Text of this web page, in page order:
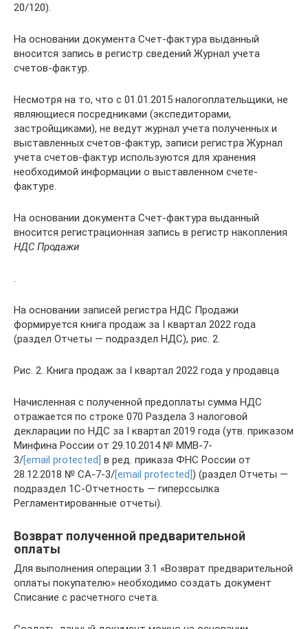
20/120).
На основании документа Счет-фактура выданный
вносится запись в регистр сведений Журнал учета
счетов-фактур.
Несмотря на то, что с 01.01.2015 налогоплательщики, не
являющиеся посредниками (экспедиторами,
застройщиками), не ведут журнал учета полученных и
выставленных счетов-фактур, записи регистра Журнал
учета счетов-фактур используются для хранения
необходимой информации о выставленном счете-
фактуре.
На основании документа Счет-фактура выданный
вносится регистрационная запись в регистр накопления
НДС Продажи
На основании записей регистра НДС Продажи
формируется книга продаж за I квартал 2022 года
(раздел Отчеты — подраздел НДС), рис. 2.
Рис. 2. Книга продаж за I квартал 2022 года у продавца
Начисленная с полученной предоплаты сумма НДС
отражается по строке 070 Раздела 3 налоговой
декларации по НДС за I квартал 2019 года (утв. приказом
Минфина России от 29.10.2014 № ММВ-7-
3/[email protected] в ред. приказа ФНС России от
28.12.2018 № СА-7-3/[email protected]) (раздел Отчеты —
подраздел 1С-Отчетность — гиперссылка
Регламентированные отчеты).
Возврат полученной предварительной
оплаты
Для выполнения операции 3.1 «Возврат предварительной
оплаты покупателю» необходимо создать документ
Списание с расчетного счета.